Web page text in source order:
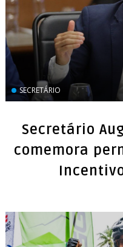
SECRETÁRIO
Secretário
comemora